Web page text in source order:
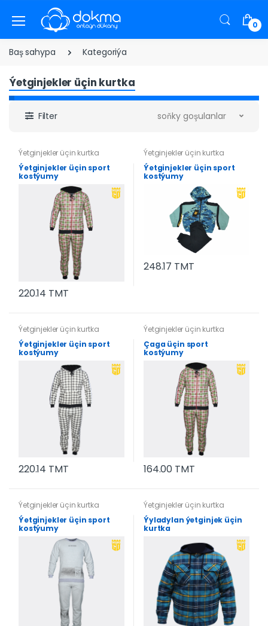
0
Baş sahypa Kategoriýa
Ýetginjekler üçin kurtka
Filter soňky goşulanlar
Ýetginjekler üçin kurtka
Ýetginjekler üçin sport
kostýumy
220.14 TMT
Ýetginjekler üçin kurtka
Ýetginjekler üçin sport
kostýumy
248.17 TMT
Ýetginjekler üçin kurtka
Ýetginjekler üçin sport
kostýumy
220.14 TMT
Ýetginjekler üçin kurtka
Çaga üçin sport
kostýumy
164.00 TMT
Ýetginjekler üçin kurtka
Ýetginjekler üçin sport
kostýumy
Ýetginjekler üçin kurtka
Ýyladylan ýetginjek üçin
kurtka